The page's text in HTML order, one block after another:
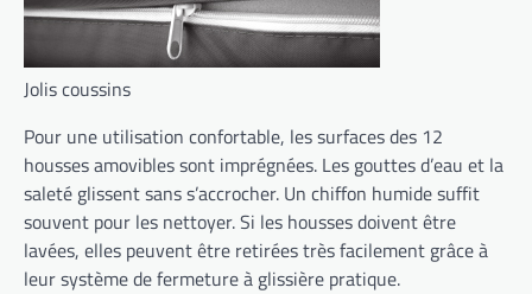
Jolis coussins
Pour une utilisation confortable, les surfaces des 12
housses amovibles sont imprégnées. Les gouttes d’eau et la
saleté glissent sans s’accrocher. Un chiffon humide suffit
souvent pour les nettoyer. Si les housses doivent être
lavées, elles peuvent être retirées très facilement grâce à
leur système de fermeture à glissière pratique.